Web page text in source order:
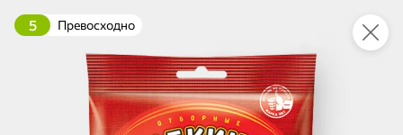
5 Превосходно
Это новая версия сайта KDV
Вернуть старый дизайн